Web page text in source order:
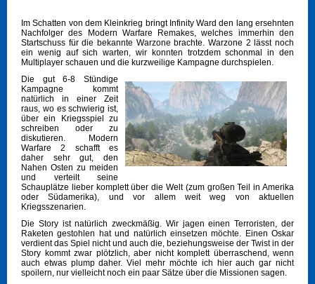
Im Schatten von dem Kleinkrieg bringt Infinity Ward den lang ersehnten
Nachfolger des Modern Warfare Remakes, welches immerhin den
Startschuss für die bekannte Warzone brachte. Warzone 2 lässt noch
ein wenig auf sich warten, wir konnten trotzdem schonmal in den
Multiplayer schauen und die kurzweilige Kampagne durchspielen.
Die gut 6-8 Stündige
Kampagne kommt
natürlich in einer Zeit
raus, wo es schwierig ist,
über ein Kriegsspiel zu
schreiben oder zu
diskutieren. Modern
Warfare 2 schafft es
daher sehr gut, den
Nahen Osten zu meiden
und verteilt seine
Schauplätze lieber komplett über die Welt (zum großen Teil in Amerika
oder Südamerika), und vor allem weit weg von aktuellen
Kriegsszenarien.
Die Story ist natürlich zweckmäßig. Wir jagen einen Terroristen, der
Raketen gestohlen hat und natürlich einsetzen möchte. Einen Oskar
verdient das Spiel nicht und auch die, beziehungsweise der Twist in der
Story kommt zwar plötzlich, aber nicht komplett überraschend, wenn
auch etwas plump daher. Viel mehr möchte ich hier auch gar nicht
spoilern, nur vielleicht noch ein paar Sätze über die Missionen sagen.